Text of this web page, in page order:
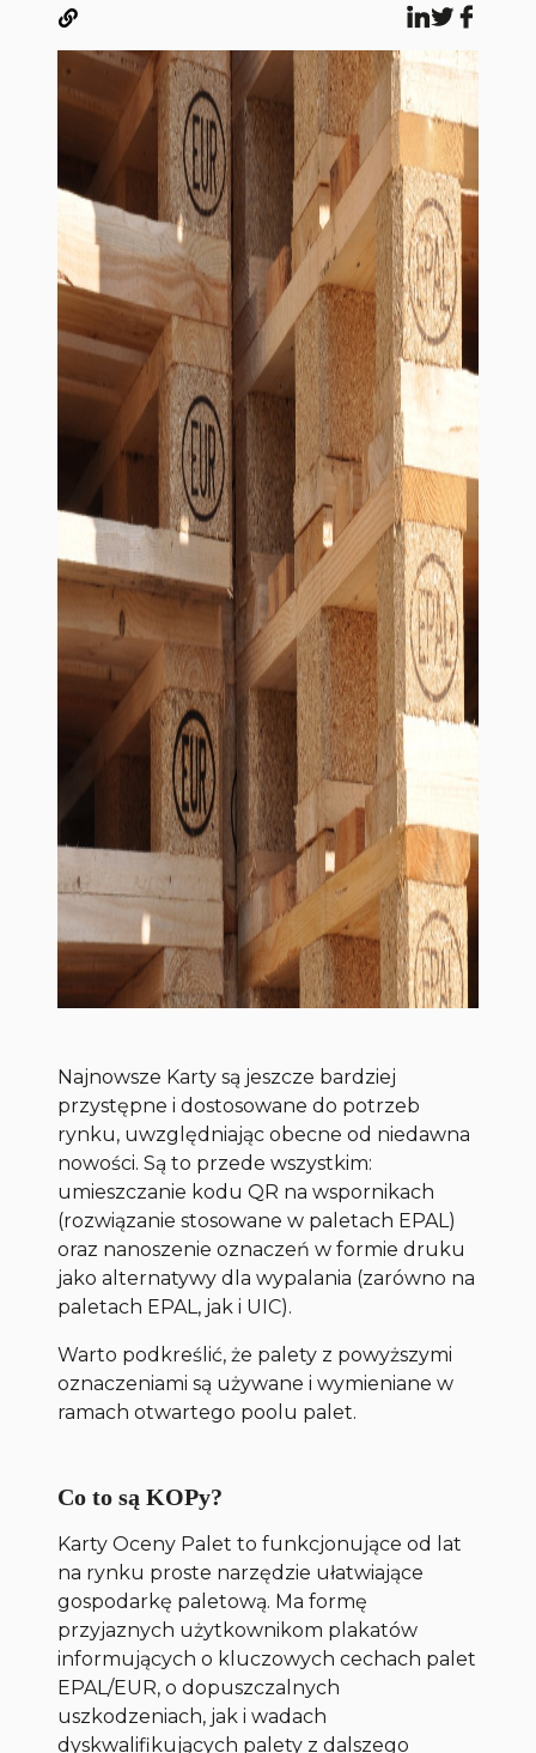
Najnowsze Karty są jeszcze bardziej
przystępne i dostosowane do potrzeb
rynku, uwzględniając obecne od niedawna
nowości. Są to przede wszystkim:
umieszczanie kodu QR na wspornikach
(rozwiązanie stosowane w paletach EPAL)
oraz nanoszenie oznaczeń w formie druku
jako alternatywy dla wypalania (zarówno na
paletach EPAL, jak i UIC).
Warto podkreślić, że palety z powyższymi
oznaczeniami są używane i wymieniane w
ramach otwartego poolu palet.
Co to są KOPy?
Karty Oceny Palet to funkcjonujące od lat
na rynku proste narzędzie ułatwiające
gospodarkę paletową. Ma formę
przyjaznych użytkownikom plakatów
informujących o kluczowych cechach palet
EPAL/EUR, o dopuszczalnych
uszkodzeniach, jak i wadach
dyskwalifikujących palety z dalszego